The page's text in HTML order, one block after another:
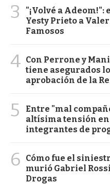
3
"¡Volvé a
Yesty Prieto a
Famosos
4 Con Perrone y
tiene asegurados
aprobación de la
5
Entre "mal
altísima tensión
integrantes de
6
Cómo fue el
murió Gabriel
Drogas